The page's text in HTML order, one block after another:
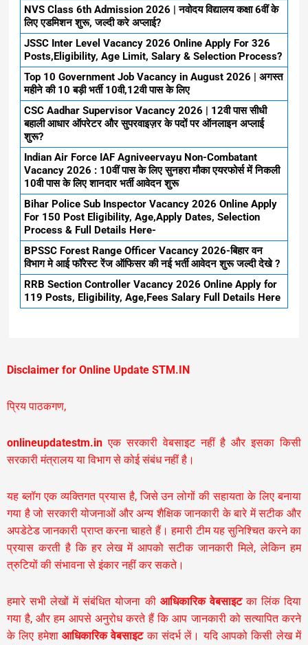
NVS Class 6th Admission 2026 | नवोदय विद्यालय कक्षा 6वीं के
लिए एडमिशन शुरू, जल्दी करे अप्लाई?
JSSC Inter Level Vacancy 2026 Online Apply For 326
Posts,Eligibility, Age Limit, Salary & Selection Process?
Top 10 Government Job Vacancy in August 2026 | अगस्त
महीने की 10 बड़ी भर्ती 10वी,12वी पास के लिए
CSC Aadhar Supervisor Vacancy 2026 | 12वी पास सीधी
बहाली आधार ऑपरेटर और सुपरवाइज़र के पदों पर ऑनलाइन अप्लाई
शुरू?
Indian Air Force IAF Agniveervayu Non-Combatant
Vacancy 2026 : 10वीं पास के लिए सुनहरा मौका एयरफोर्स में निकली
10वी पास के लिए शानदार भर्ती आवेदन शुरू
Bihar Police Sub Inspector Vacancy 2026 Online Apply
For 150 Post Eligibility, Age,Apply Dates, Selection
Process & Full Details Here-
BPSSC Forest Range Officer Vacancy 2026-बिहार वन
विभाग मे आई फॉरेस्ट रेंज ऑफिसर की नई भर्ती आवेदन शुरू जल्दी देखे ?
RRB Section Controller Vacancy 2026 Online Apply for
119 Posts, Eligibility, Age,Fees Salary Full Details Here
Disclaimer for Online Update STM.IN
प्रिय पाठकगण,
onlineupdatestm.in एक सरकारी वेबसाइट नहीं है और इसका किसी
सरकारी मंत्रालय या विभाग से कोई संबंध नहीं है।
यह ब्लॉग एक व्यक्तिगत प्रयास है, जिसे उन लोगों की सहायता के लिए बनाया
गया है जो सरकारी योजनाओं और अन्य शैक्षिक जानकारी के बारे में सटीक और
अपडेटेड जानकारी प्राप्त करना चाहते हैं। हमारी टीम यह सुनिश्चित करने का
प्रयास करती है कि हर लेख में आपको सटीक जानकारी मिले, लेकिन हम
त्रुटियों की संभावना से इंकार नहीं कर सकते।
हमारे सभी लेखों में संबंधित योजना की आधिकारिक वेबसाइटका लिंक दिया
गया है, और हम आपसे अनुरोध करते हैं कि आप जानकारी को सत्यापित करने
के लिए हमेशा आधिकारिक वेबसाइटका संदर्भ लें। यदि आपको किसी लेख में